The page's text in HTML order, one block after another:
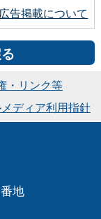
広告掲載について
・リンク等
ディア利用指針
地